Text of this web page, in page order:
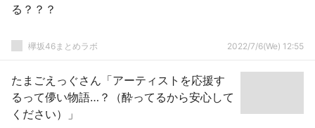
る？？？
欅坂46まとめラボ 2022/7/6(We) 12:55
たまごえっぐさん「アーティストを応援す
るって儚い物語…？（酔ってるから安心して
ください）」